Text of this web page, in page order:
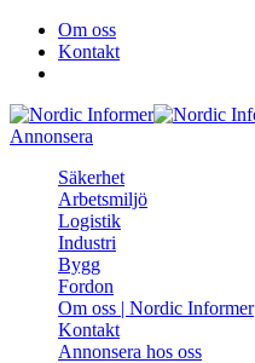
Om oss
Kontakt
Annonsera
Säkerhet
Arbetsmiljö
Logistik
Industri
Bygg
Fordon
Om oss | Nordic Informer
Kontakt
Annonsera hos oss